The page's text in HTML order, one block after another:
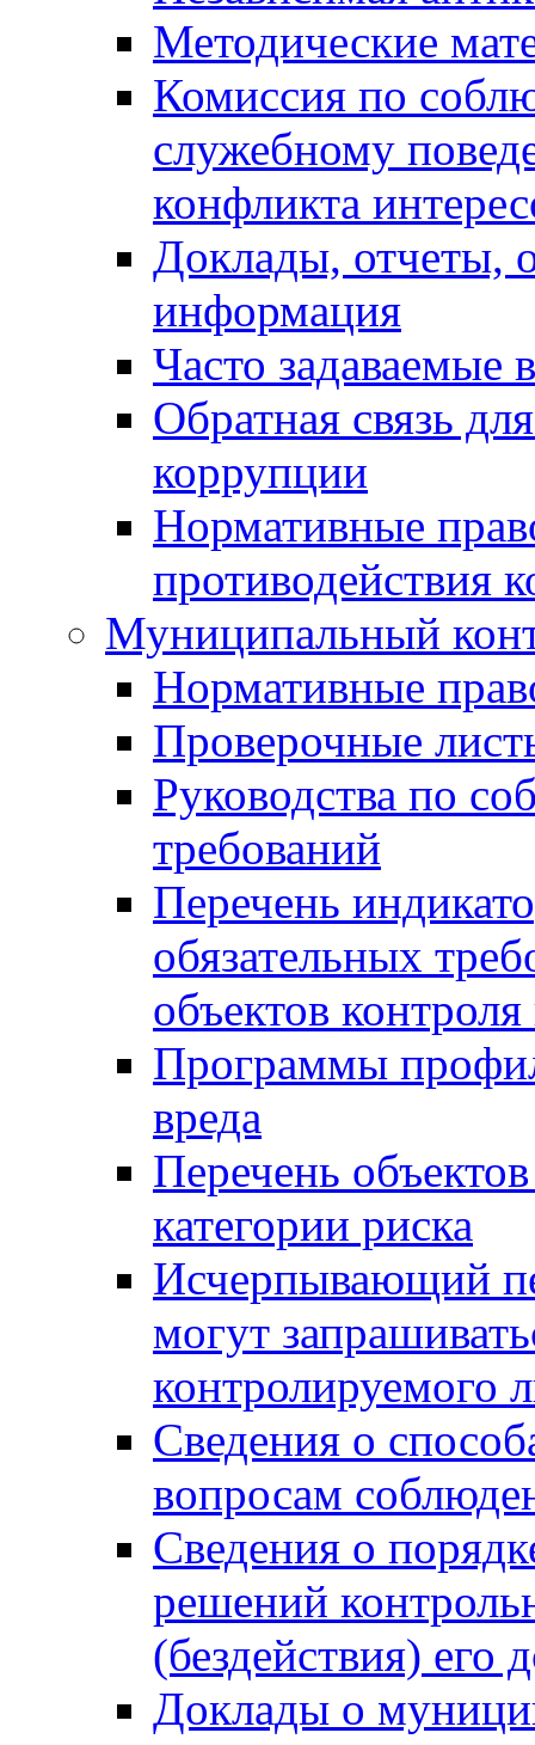
Методические
Комиссия по
служебному
конфликта
Доклады, отчеты,
информация
Часто задаваемые
Обратная связь
коррупции
Нормативные
противодействия
Муниципальный
Нормативные
Проверочные
Руководства по
требований
Перечень
обязательных
объектов
Программы
вреда
Перечень
категории риска
Исчерпывающий
могут
контролируемого
Сведения о
вопросам
Сведения о
решений
(бездействия)
Доклады о